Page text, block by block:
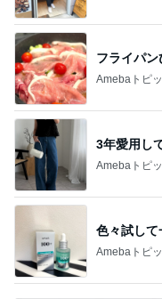
フライパ
Amebaトピ
3年愛用し
Amebaトピ
色々試して
Amebaトピ